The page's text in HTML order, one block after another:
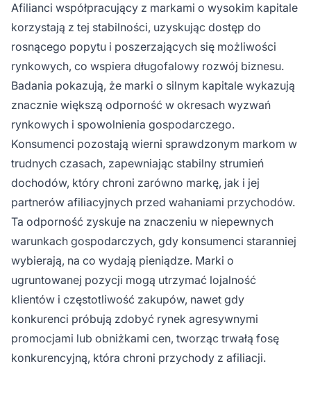
Afilianci współpracujący z markami o wysokim kapitale
korzystają z tej stabilności, uzyskując dostęp do
rosnącego popytu i poszerzających się możliwości
rynkowych, co wspiera długofalowy rozwój biznesu.
Badania pokazują, że marki o silnym kapitale wykazują
znacznie większą odporność w okresach wyzwań
rynkowych i spowolnienia gospodarczego.
Konsumenci pozostają wierni sprawdzonym markom w
trudnych czasach, zapewniając stabilny strumień
dochodów, który chroni zarówno markę, jak i jej
partnerów afiliacyjnych przed wahaniami przychodów.
Ta odporność zyskuje na znaczeniu w niepewnych
warunkach gospodarczych, gdy konsumenci staranniej
wybierają, na co wydają pieniądze. Marki o
ugruntowanej pozycji mogą utrzymać lojalność
klientów i częstotliwość zakupów, nawet gdy
konkurenci próbują zdobyć rynek agresywnymi
promocjami lub obniżkami cen, tworząc trwałą fosę
konkurencyjną, która chroni przychody z afiliacji.